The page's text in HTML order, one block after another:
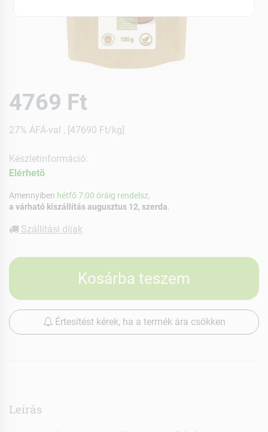
4769 Ft
27% ÁFÁ-val , [47690 Ft/kg]
Készletinformáció:
Elérhetõ
Amennyiben hétfő 7:00 óráig rendelsz,
a várható kiszállítás augusztus 12, szerda
Szállítási díjak
Kosárba teszem
Értesítést kérek, ha a termék ára csökken
Leírás